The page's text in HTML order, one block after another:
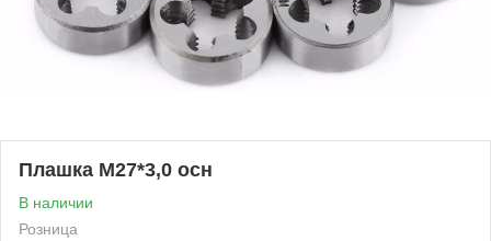
Плашка М27*3,0 осн
В наличии
Розница